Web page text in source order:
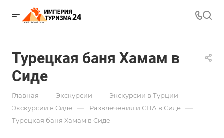
Турецкая баня Хамам в
Сиде
Главная — Экскурсии — Экскурсии в Турции —
Экскурсии в Сиде — Развлечения и СПА в Сиде —
Турецкая баня Хамам в Сиде